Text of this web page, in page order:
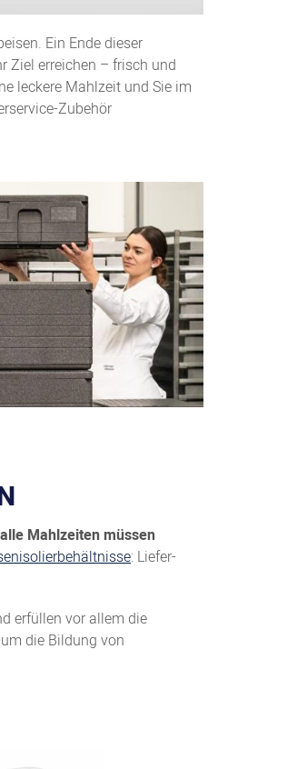
Ein Ende dieser
Ziel erreichen – frisch und
leckere Mahlzeit und Sie im
Zubehör
alle Mahlzeiten müssen
: Liefer-
erfüllen vor allem die
die Bildung von